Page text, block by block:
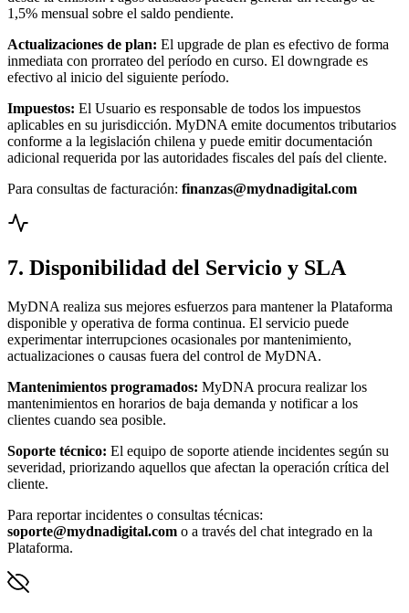
1,5% mensual sobre el saldo pendiente.
Actualizaciones de plan: El upgrade de plan es efectivo de forma
inmediata con prorrateo del período en curso. El downgrade es
efectivo al inicio del siguiente período.
Impuestos: El Usuario es responsable de todos los impuestos
aplicables en su jurisdicción. MyDNA emite documentos tributarios
conforme a la legislación chilena y puede emitir documentación
adicional requerida por las autoridades fiscales del país del cliente.
Para consultas de facturación: finanzas@mydnadigital.com
7. Disponibilidad del Servicio y SLA
MyDNA realiza sus mejores esfuerzos para mantener la Plataforma
disponible y operativa de forma continua. El servicio puede
experimentar interrupciones ocasionales por mantenimiento,
actualizaciones o causas fuera del control de MyDNA.
Mantenimientos programados: MyDNA procura realizar los
mantenimientos en horarios de baja demanda y notificar a los
clientes cuando sea posible.
Soporte técnico: El equipo de soporte atiende incidentes según su
severidad, priorizando aquellos que afectan la operación crítica del
cliente.
Para reportar incidentes o consultas técnicas:
soporte@mydnadigital.com o a través del chat integrado en la
Plataforma.